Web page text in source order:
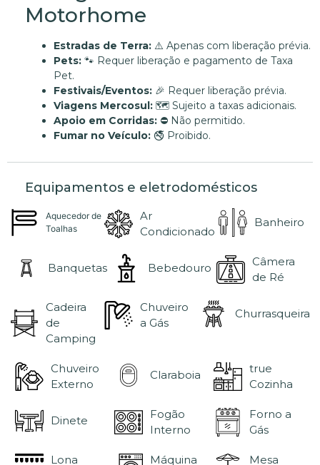
Motorhome
Estradas de Terra: ⚠️ Apenas com liberação prévia.
Pets: 🐾 Requer liberação e pagamento de Taxa
Pet.
Festivais/Eventos: 🎉 Requer liberação prévia.
Viagens Mercosul: 🗺️ Sujeito a taxas adicionais.
Apoio em Corridas: ⛔ Não permitido.
Fumar no Veículo: 🚭 Proibido.
Equipamentos e eletrodomésticos
Aquecedor de
Toalhas
Ar
Condicionado
Banheiro
Banquetas Bebedouro
Câmera
de Ré
Cadeira
de
Camping
Chuveiro
a Gás
Churrasqueira
Chuveiro
Externo
Claraboia
true
Cozinha
Dinete
Fogão
Interno
Forno a
Gás
Lona Máquina Mesa